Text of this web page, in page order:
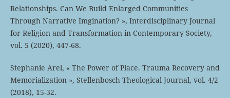
Relationships. Can We Build Enlarged Communities
Through Narrative Imgination? », Interdisciplinary Journal
for Religion and Transformation in Contemporary Society,
vol. 5 (2020), 447-68.
Stephanie Arel, « The Power of Place. Trauma Recovery and
Memorialization », Stellenbosch Theological Journal, vol. 4/2
(2018), 15-32.